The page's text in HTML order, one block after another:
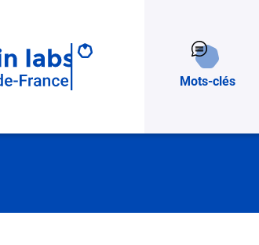
Mots-clés
Un besoin ?